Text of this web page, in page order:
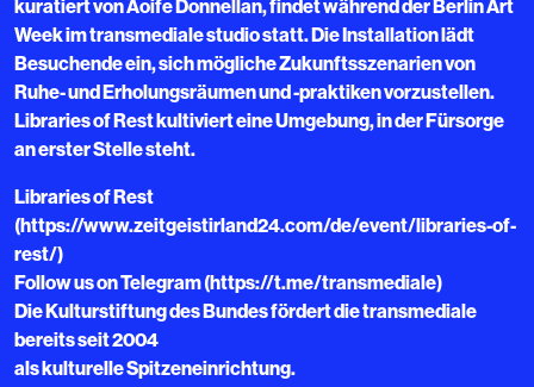
kuratiert von Aoife Donnellan, findet während der Berlin Art
Week im transmediale studio statt. Die Installation lädt
Besuchende ein, sich mögliche Zukunftsszenarien von
Ruhe- und Erholungsräumen und -praktiken vorzustellen.
Libraries of Rest kultiviert eine Umgebung, in der Fürsorge
an erster Stelle steht.
Libraries of Rest
(https://www.zeitgeistirland24.com/de/event/libraries-of-
rest/)
Follow us on Telegram (https://t.me/transmediale)
Die Kulturstiftung des Bundes fördert die transmediale
bereits seit 2004
als kulturelle Spitzeneinrichtung.